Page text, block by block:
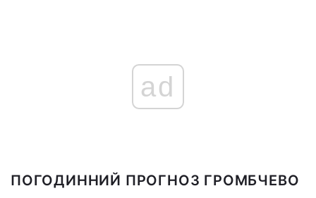
ad
ПОГОДИННИЙ ПРОГНОЗ ГРОМБЧЕВО